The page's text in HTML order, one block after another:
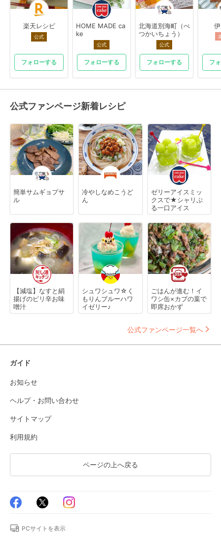
楽天レシピ
公式
フォローする
HOME MADE ca
ke
公式
フォローする
北海道別海町（べ
つかいちょう）
公式
フォローする フ
公式ファンページ新着レシピ
簡単サムギョプサ
ル
冷やしなめこうど
ん
ゼリーアイスミッ
クスで★シャリぷ
る一口アイス
【減塩】なすと絹
揚げのピリ辛お味
噌汁
シュワシュワ☆く
もりんブルーハワ
イゼリー♪
ごはんが進む！イ
ワシ缶×カブの葉で
即席おかず
公式ファンページ一覧へ
ガイド
お知らせ
ヘルプ・お問い合わせ
サイトマップ
利用規約
ページの上へ戻る
PCサイトを表示